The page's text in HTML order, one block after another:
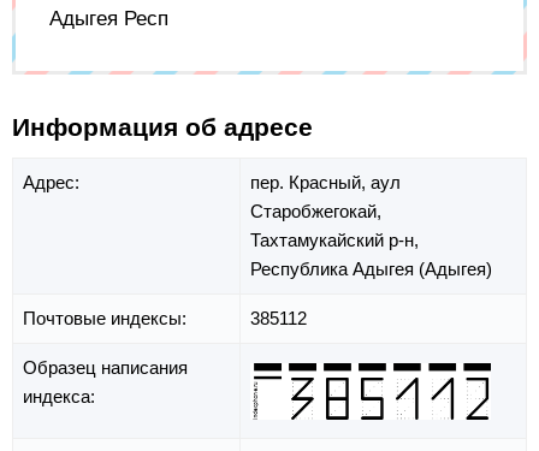
Адыгея Респ
Информация об адресе
Адрес: пер. Красный, аул
Старобжегокай,
Тахтамукайский р-н,
Республика Адыгея (Адыгея)
Почтовые индексы: 385112
Образец написания
индекса: